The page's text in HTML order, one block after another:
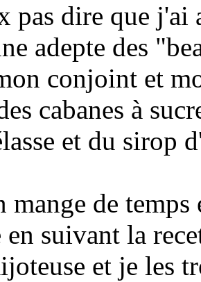
pas dire que j'ai
adepte des
conjoint et
cabanes à
et du sirop
mange de
en suivant la
et je les